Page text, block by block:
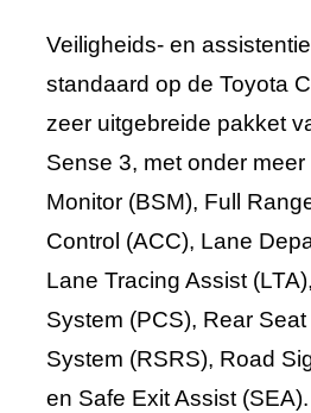
Veiligheids- en
standaard op de Toyota
zeer uitgebreide pakket
Sense 3, met onder
Monitor (BSM), Full
Control (ACC), Lane
Lane Tracing Assist
System (PCS), Rear
System (RSRS), Road
en Safe Exit Assist